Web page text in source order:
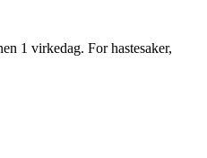
1 virkedag. For hastesaker,